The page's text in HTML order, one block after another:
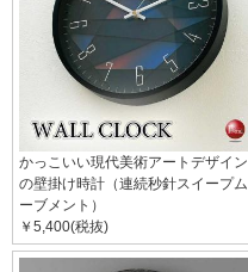
かっこいい現代美術アートデザイン
の壁掛け時計（連続秒針スイープム
ーブメント）
￥5,400(税抜)